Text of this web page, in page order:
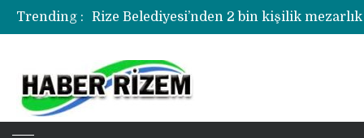
Trending :
Rize Belediyesi’nden 2 bin kişilik
Rize’de uyuşturucu operasyonunda 1